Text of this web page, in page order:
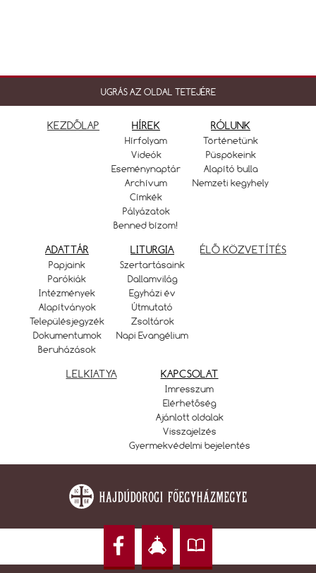
UGRÁS AZ OLDAL TETEJÉRE
KEZDŐLAP HÍREK
Hírfolyam
Videók
Eseménynaptár
Archívum
Címkék
Pályázatok
Benned bízom!
RÓLUNK
Történetünk
Püspökeink
Alapító bulla
Nemzeti kegyhely
ADATTÁR
Papjaink
Parókiák
Intézmények
Alapítványok
Településjegyzék
Dokumentumok
Beruházások
LITURGIA
Szertartásaink
Dallamvilág
Egyházi év
Útmutató
Zsoltárok
Napi Evangélium
ÉLŐ KÖZVETÍTÉS
LELKIATYA KAPCSOLAT
Imresszum
Elérhetőség
Ajánlott oldalak
Visszajelzés
Gyermekvédelmi bejelentés